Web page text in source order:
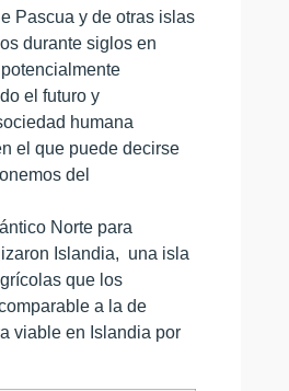
Pascua y de otras islas
durante siglos en
el futuro y
humana
el que puede decirse
del
Norte para
Islandia, una isla
que los
a la de
viable en Islandia por